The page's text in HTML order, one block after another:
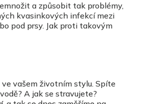
a způsobit tak problémy,
kvasinkových infekcí mezi
pod prsy. Jak proti takovým
vašem životním stylu. Spíte
A jak se stravujete?